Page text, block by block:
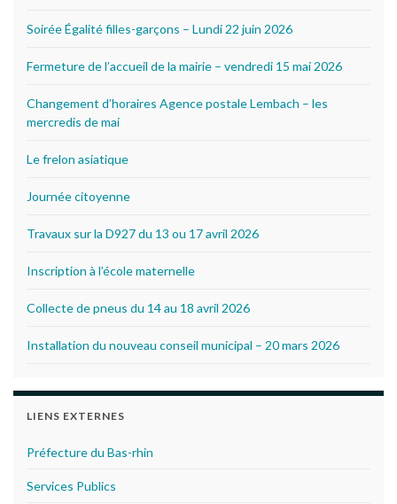
Soirée Égalité filles-garçons – Lundi 22 juin 2026
Fermeture de l’accueil de la mairie – vendredi 15 mai 2026
Changement d’horaires Agence postale Lembach – les
mercredis de mai
Le frelon asiatique
Journée citoyenne
Travaux sur la D927 du 13 ou 17 avril 2026
Inscription à l’école maternelle
Collecte de pneus du 14 au 18 avril 2026
Installation du nouveau conseil municipal – 20 mars 2026
LIENS EXTERNES
Préfecture du Bas-rhin
Services Publics